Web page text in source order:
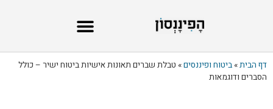
דף הבית»ביטוח ופיננסים» טבלת שברים תאונות אישיות ביטוח ישיר – כולל
הסברים ודוגמאות